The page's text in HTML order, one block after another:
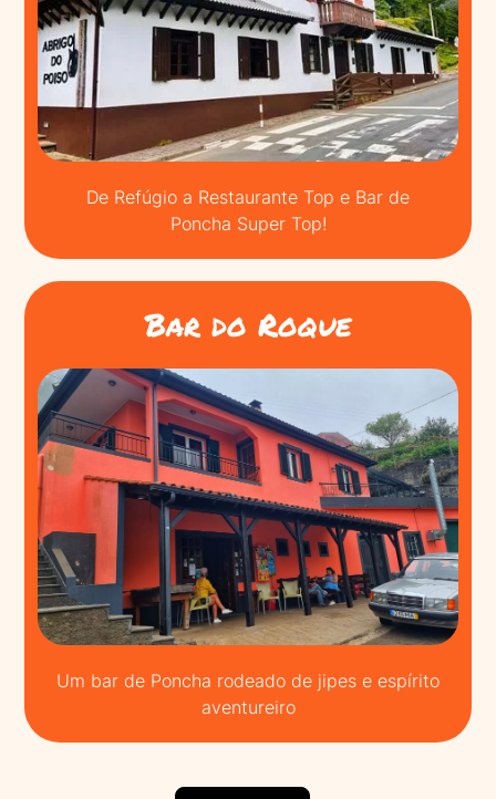
De Refúgio a Restaurante Top e Bar de
Poncha Super Top!
Bar do Roque
Um bar de Poncha rodeado de jipes e espírito
aventureiro